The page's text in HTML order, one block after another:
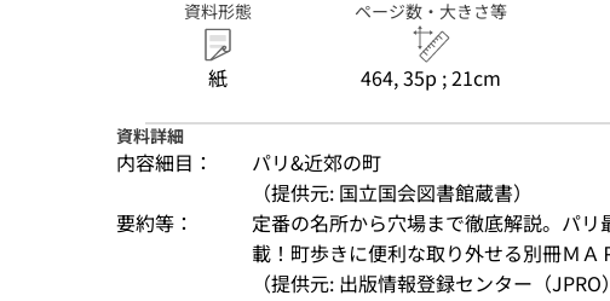
資料形態
紙
ページ数・大きさ等
464, 35p ; 21cm
資料詳細
内容細目：
パリ&近郊の町
（提供元: 国立国会図書館蔵書）
要約等：
定番の名所から穴場まで徹底解説。パ
載！町歩きに便利な取り外せる別冊ＭＡ
（提供元: 出版情報登録センター（JPRO